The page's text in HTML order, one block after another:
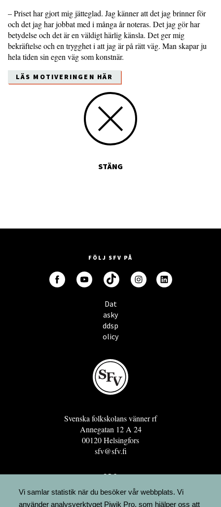
– Priset har gjort mig jätteglad. Jag känner att det jag brinner för
och det jag har jobbat med i många år noteras. Det jag gör har
betydelse och det är en väldigt härlig känsla. Det ger mig
bekräftelse och en trygghet i att jag är på rätt väg. Man skapar ju
hela tiden sin egen väg som konstnär.
LÄS MOTIVERINGEN HÄR
STÄNG
FÖLJ SFV PÅ
Dat
asky
ddsp
olicy
Svenska folkskolans vänner rf
Annegatan 12 A 24
00120 Helsingfors
sfv@sfv.fi
GRO
FÖRENINGSRESURSEN
MINNESRUNOR.FI
Vi samlar statistik när du besöker vår webbplats. Vi
använder analysverktyget Piwik Pro, som hjälper oss att